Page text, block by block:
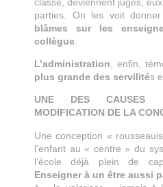
parties. On les voit
blâmes sur les
collègue
L’administration , enfin,
plus grande des servilités
UNE DES CAUSES
MODIFICATION DE LA
Une conception «
l’enfant au « centre » du
l’école déjà plein de
Enseigner à un être aussi